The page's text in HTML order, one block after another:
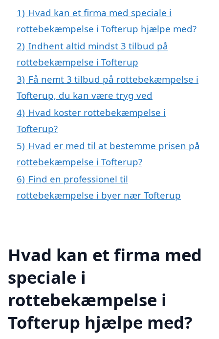
1) Hvad kan et firma med speciale i
rottebekæmpelse i Tofterup hjælpe med?
2) Indhent altid mindst 3 tilbud på
rottebekæmpelse i Tofterup
3) Få nemt 3 tilbud på rottebekæmpelse i
Tofterup, du kan være tryg ved
4) Hvad koster rottebekæmpelse i
Tofterup?
5) Hvad er med til at bestemme prisen på
rottebekæmpelse i Tofterup?
6) Find en professionel til
rottebekæmpelse i byer nær Tofterup
Hvad kan et firma med
speciale i
rottebekæmpelse i
Tofterup hjælpe med?